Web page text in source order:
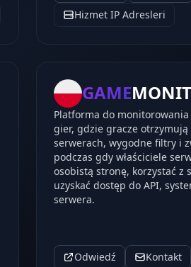
Hizmet IP Adresleri
GAME
Platforma do
gier, gdzie gracze otrzymują
serwerach, wygodne filtry i
podczas gdy właściciele
osobistą stronę, korzystać z
uzyskać dostęp do API,
serwera.
Odwiedź Kontakt